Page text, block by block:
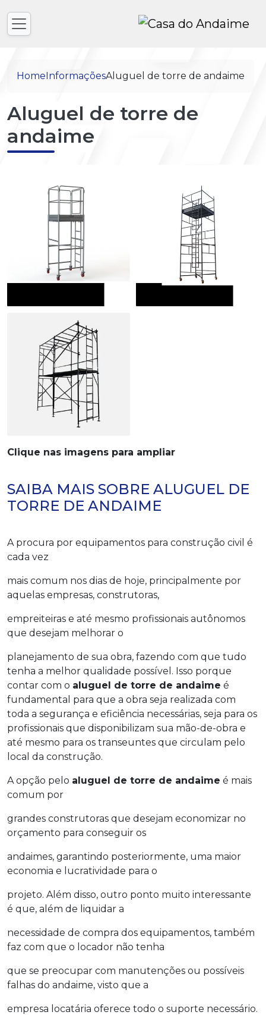
HomeInformaçõesAluguel de torre de andaime
Aluguel de torre de
andaime
Clique nas imagens para ampliar
SAIBA MAIS SOBRE ALUGUEL DE
TORRE DE ANDAIME
A procura por equipamentos para construção civil é
cada vez
mais comum nos dias de hoje, principalmente por
aquelas empresas, construtoras,
empreiteiras e até mesmo profissionais autônomos
que desejam melhorar o
planejamento de sua obra, fazendo com que tudo
tenha a melhor qualidade possível. Isso porque
contar com o aluguel de torre de andaime é
fundamental para que a obra seja realizada com
toda a segurança e eficiência necessárias, seja para os
profissionais que disponibilizam sua mão-de-obra e
até mesmo para os transeuntes que circulam pelo
local da construção.
A opção pelo aluguel de torre de andaime é mais
comum por
grandes construtoras que desejam economizar no
orçamento para conseguir os
andaimes, garantindo posteriormente, uma maior
economia e lucratividade para o
projeto. Além disso, outro ponto muito interessante
é que, além de liquidar a
necessidade de compra dos equipamentos, também
faz com que o locador não tenha
que se preocupar com manutenções ou possíveis
falhas do andaime, visto que a
empresa locatária oferece todo o suporte necessário.